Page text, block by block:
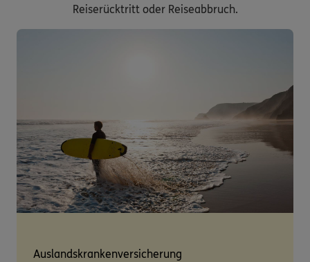
Reiserücktritt oder Reiseabbruch.
Auslandskrankenversicherung